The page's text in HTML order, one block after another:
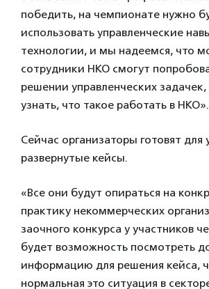
победить, на чемпионате нужно
использовать управленческие
технологии, и мы надеемся, что
сотрудники НКО смогут
решении управленческих
узнать, что такое работать в НКО».
Сейчас организаторы готовят для
развернутые кейсы.
«Все они будут опираться на
практику некоммерческих
заочного конкурса у участников
будет возможность посмотреть
информацию для решения кейса,
нормальная это ситуация в